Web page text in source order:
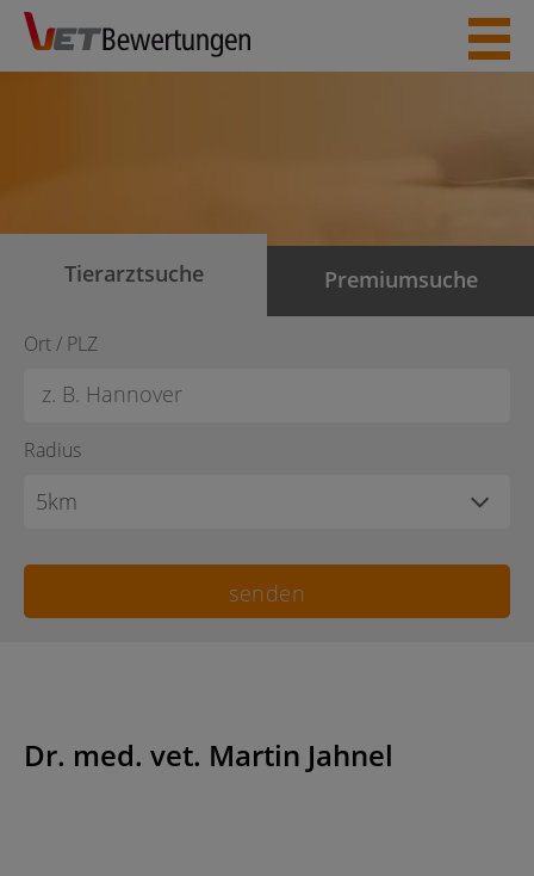
Skip
content
Tierarztsuche Premiumsuche
Ort / PLZ
Radius
Dr. med. vet. Martin Jahnel